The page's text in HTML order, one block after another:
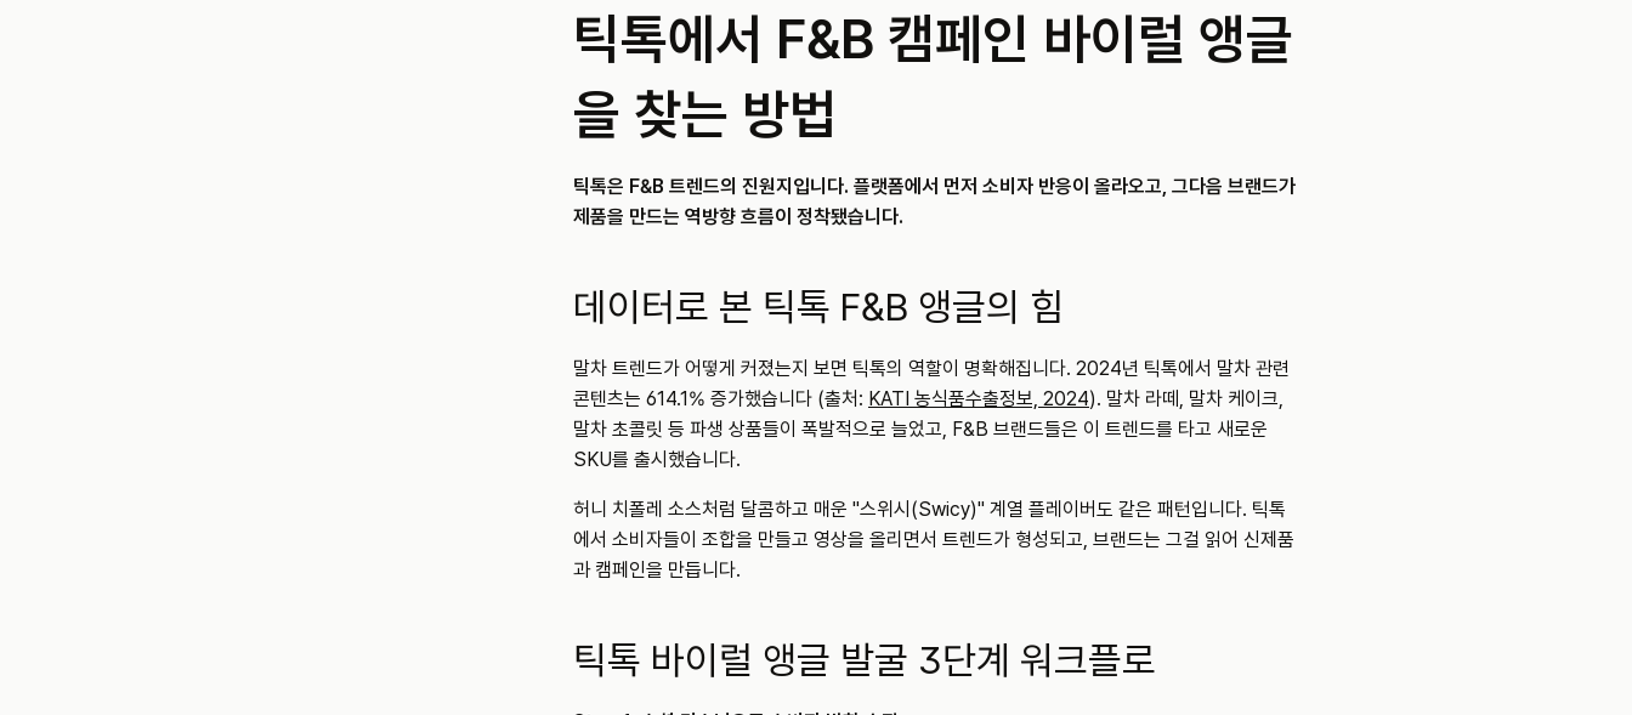
틱톡에서 F&B 캠페인 바이럴 앵글
을 찾는 방법
틱톡은 F&B 트렌드의 진원지입니다. 플랫폼에서 먼저 소비자 반응이 올라오고, 그다음 브랜드가
제품을 만드는 역방향 흐름이 정착됐습니다.
데이터로 본 틱톡 F&B 앵글의 힘
말차 트렌드가 어떻게 커졌는지 보면 틱톡의 역할이 명확해집니다. 2024년 틱톡에서 말차 관련
콘텐츠는 614.1% 증가했습니다 (출처: KATI 농식품수출정보, 2024). 말차 라떼, 말차 케이크,
말차 초콜릿 등 파생 상품들이 폭발적으로 늘었고, F&B 브랜드들은 이 트렌드를 타고 새로운
SKU를 출시했습니다.
허니 치폴레 소스처럼 달콤하고 매운 "스위시(Swicy)" 계열 플레이버도 같은 패턴입니다. 틱톡
에서 소비자들이 조합을 만들고 영상을 올리면서 트렌드가 형성되고, 브랜드는 그걸 읽어 신제품
과 캠페인을 만듭니다.
틱톡 바이럴 앵글 발굴 3단계 워크플로